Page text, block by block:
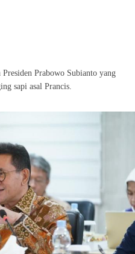
Presiden Prabowo Subianto yang
sapi asal Prancis.